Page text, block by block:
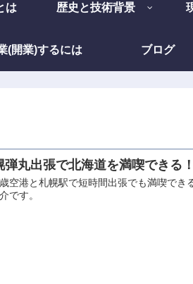
は 歴史と技術背景
(開業)するには ブログ
弾丸出張で北海道を満喫できる
空港と札幌駅で短時間出張でも満喫でき
です。